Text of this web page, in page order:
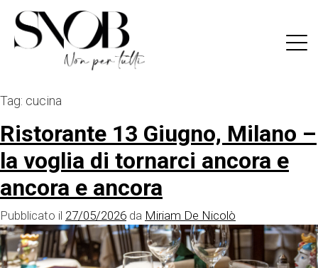
content
Tag: cucina
Ristorante 13 Giugno, Milano –
la voglia di tornarci ancora e
ancora e ancora
Pubblicato il 27/05/2026 da Miriam De Nicolò